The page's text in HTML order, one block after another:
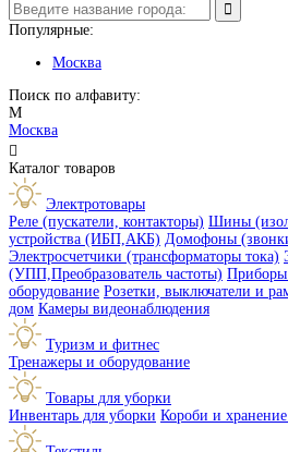
Популярные:
Москва
Поиск по алфавиту:
М
Москва

Каталог товаров
Электротовары
Реле (пускатели, контакторы) Шины
устройства (ИБП,АКБ) Домофоны
Электросчетчики (трансформаторы тока)
(УПП,Преобразователь частоты) Приборы
оборудование Розетки, выключатели и
дом Камеры видеонаблюдения
Туризм и фитнес
Тренажеры и оборудование
Товары для уборки
Инвентарь для уборки Короби и